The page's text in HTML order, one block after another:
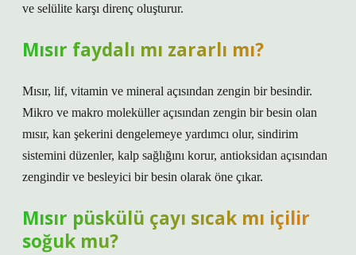
ve selülite karşı direnç oluşturur.
Mısır faydalı mı zararlı mı?
Mısır, lif, vitamin ve mineral açısından zengin bir besindir.
Mikro ve makro moleküller açısından zengin bir besin olan
mısır, kan şekerini dengelemeye yardımcı olur, sindirim
sistemini düzenler, kalp sağlığını korur, antioksidan açısından
zengindir ve besleyici bir besin olarak öne çıkar.
Mısır püskülü çayı sıcak mı içilir
soğuk mu?